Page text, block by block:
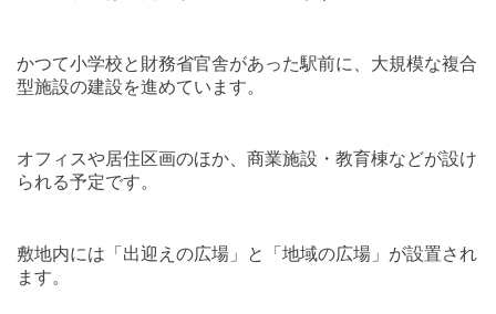
かつて小学校と財務省官舎があった駅前に、大規模な複合
型施設の建設を進めています。
オフィスや居住区画のほか、商業施設・教育棟などが設け
られる予定です。
敷地内には「出迎えの広場」と「地域の広場」が設置され
ます。